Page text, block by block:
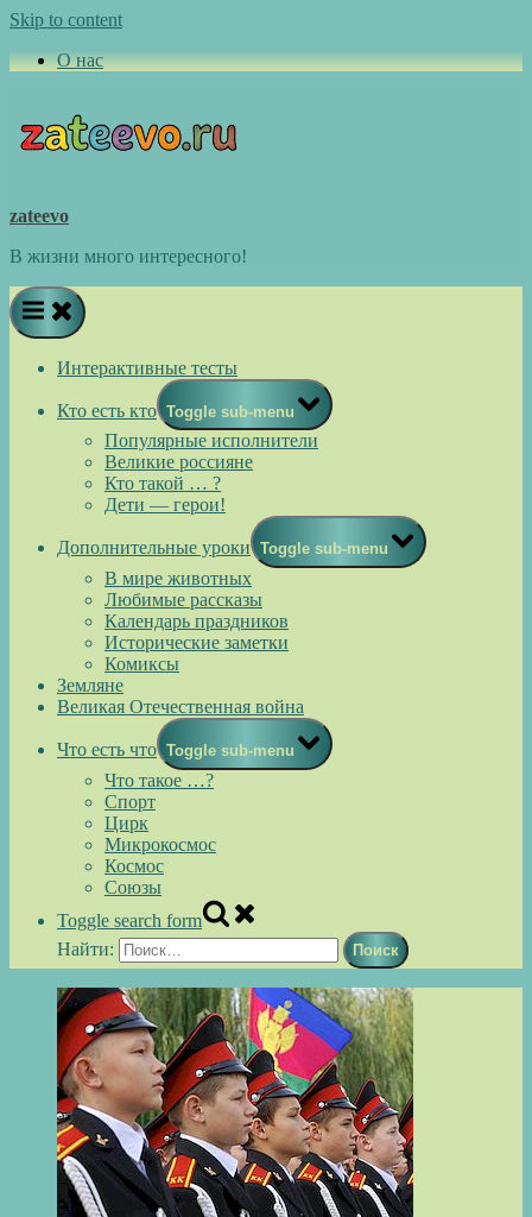
Skip to content
О нас
zateevo
В жизни много интересного!
Интерактивные тесты
Кто есть кто Toggle sub-menu
Популярные исполнители
Великие россияне
Кто такой … ?
Дети — герои!
Дополнительные уроки Toggle sub-menu
В мире животных
Любимые рассказы
Календарь праздников
Исторические заметки
Комиксы
Земляне
Великая Отечественная война
Что есть что Toggle sub-menu
Что такое …?
Спорт
Цирк
Микрокосмос
Космос
Союзы
Toggle search form
Найти: